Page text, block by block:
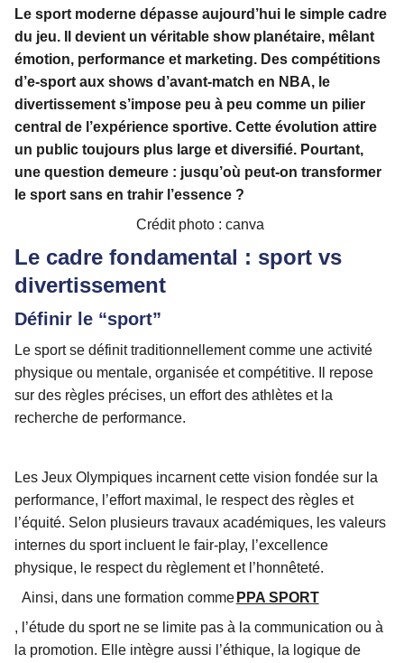
Le sport moderne dépasse aujourd’hui le simple cadre
du jeu. Il devient un véritable show planétaire, mêlant
émotion, performance et marketing. Des compétitions
d’e-sport aux shows d’avant-match en NBA, le
divertissement s’impose peu à peu comme un pilier
central de l’expérience sportive. Cette évolution attire
un public toujours plus large et diversifié. Pourtant,
une question demeure : jusqu’où peut-on transformer
le sport sans en trahir l’essence ?
Crédit photo : canva
Le cadre fondamental : sport vs
divertissement
Définir le “sport”
Le sport se définit traditionnellement comme une activité
physique ou mentale, organisée et compétitive. Il repose
sur des règles précises, un effort des athlètes et la
recherche de performance.
Les Jeux Olympiques incarnent cette vision fondée sur la
performance, l’effort maximal, le respect des règles et
l’équité. Selon plusieurs travaux académiques, les valeurs
internes du sport incluent le fair-play, l’excellence
physique, le respect du règlement et l’honnêteté.
Ainsi, dans une formation comme PPA SPORT
, l’étude du sport ne se limite pas à la communication ou à
la promotion. Elle intègre aussi l’éthique, la logique de